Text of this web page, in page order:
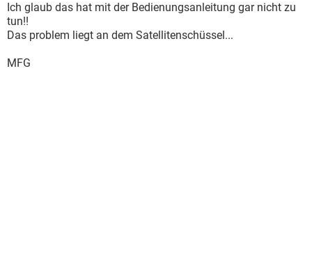
Ich glaub das hat mit der Bedienungsanleitung gar nicht zu
tun!!
Das problem liegt an dem Satellitenschüssel...
MFG